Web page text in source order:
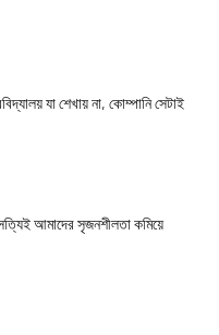
যা শেখায় না, কোম্পানি সেটাই
আমাদের সৃজনশীলতা কমিয়ে